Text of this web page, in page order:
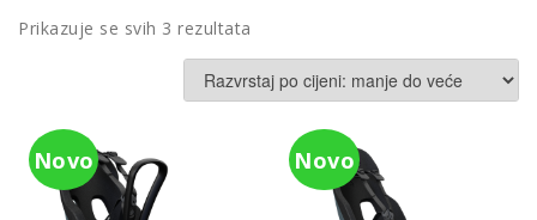
Prikazuje se svih 3 rezultata
po
cijeni:
od
visoke
Novo Novo